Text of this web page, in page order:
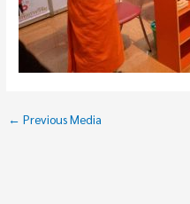
← Previous Media